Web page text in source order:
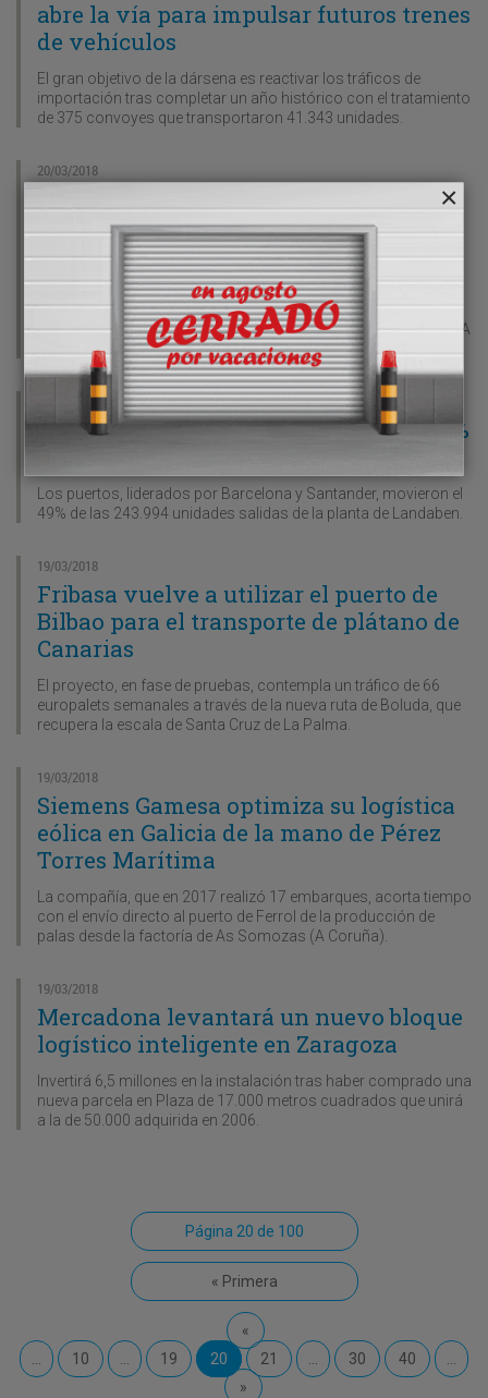
abre la vía para impulsar futuros trenes
de vehículos
El gran objetivo de la dársena es reactivar los tráficos de
importación tras completar un año histórico con el tratamiento
de 375 convoyes que transportaron 41.343 unidades.
20/03/2018
petrolero “Eagle San Francisco” en su
viaje inaugural
El buque, fletado por Repsol para un período de cinco años,
descargó cerca de 87.000 toneladas de crudo en la terminal
marítima de Petronor, desde donde partirá rumbo al puerto de A
20/03/2018
Volkswagen Navarra transportó el 46%
de los vehículos por ferrocarril en 2017
Los puertos, liderados por Barcelona y Santander, movieron el
49% de las 243.994 unidades salidas de la planta de Landaben.
19/03/2018
Fribasa vuelve a utilizar el puerto de
Bilbao para el transporte de plátano de
Canarias
El proyecto, en fase de pruebas, contempla un tráfico de 66
europalets semanales a través de la nueva ruta de Boluda, que
recupera la escala de Santa Cruz de La Palma.
19/03/2018
Siemens Gamesa optimiza su logística
eólica en Galicia de la mano de Pérez
Torres Marítima
La compañía, que en 2017 realizó 17 embarques, acorta tiempo
con el envío directo al puerto de Ferrol de la producción de
palas desde la factoría de As Somozas (A Coruña).
19/03/2018
Mercadona levantará un nuevo bloque
logístico inteligente en Zaragoza
Invertirá 6,5 millones en la instalación tras haber comprado una
nueva parcela en Plaza de 17.000 metros cuadrados que unirá
a la de 50.000 adquirida en 2006.
Página 20 de 100
« Primera
«
10 19 20 21 30 40
»